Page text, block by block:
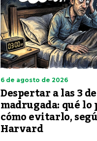
6 de agosto de 2026
Despertar a las 3
madrugada: qué
cómo evitarlo,
Harvard